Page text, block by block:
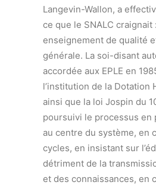
Langevin-Wallon, a
ce que le SNALC craignait
enseignement de qualité
générale. La soi-disant
accordée aux EPLE en
l’institution de la Dotation
ainsi que la loi Jospin du
poursuivi le processus en
au centre du système, en
cycles, en insistant sur
détriment de la
et des connaissances, en